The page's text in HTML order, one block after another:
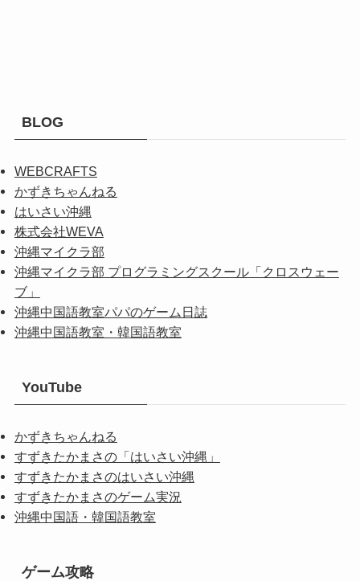
BLOG
WEBCRAFTS
かずきちゃんねる
はいさい沖縄
株式会社WEVA
沖縄マイクラ部
沖縄マイクラ部 プログラミングスクール「クロスウェー
ブ」
沖縄中国語教室パパのゲーム日誌
沖縄中国語教室・韓国語教室
YouTube
かずきちゃんねる
すずきたかまさの「はいさい沖縄」
すずきたかまさのはいさい沖縄
すずきたかまさのゲーム実況
沖縄中国語・韓国語教室
ゲーム攻略